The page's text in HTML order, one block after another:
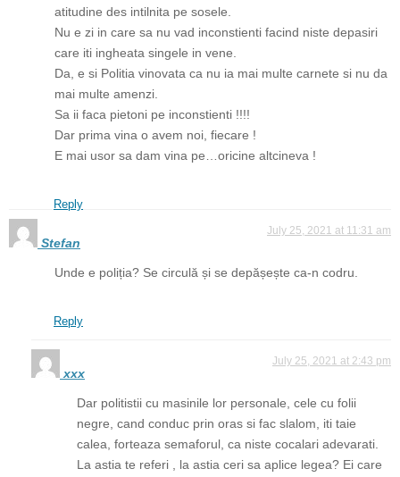
atitudine des intilnita pe sosele.
Nu e zi in care sa nu vad inconstienti facind niste depasiri
care iti ingheata singele in vene.
Da, e si Politia vinovata ca nu ia mai multe carnete si nu da
mai multe amenzi.
Sa ii faca pietoni pe inconstienti !!!!
Dar prima vina o avem noi, fiecare !
E mai usor sa dam vina pe…oricine altcineva !
Reply
Stefan
July 25, 2021 at 11:31 am
Unde e poliția? Se circulă și se depășește ca-n codru.
Reply
xxx
July 25, 2021 at 2:43 pm
Dar politistii cu masinile lor personale, cele cu folii
negre, cand conduc prin oras si fac slalom, iti taie
calea, forteaza semaforul, ca niste cocalari adevarati.
La astia te referi , la astia ceri sa aplice legea? Ei care